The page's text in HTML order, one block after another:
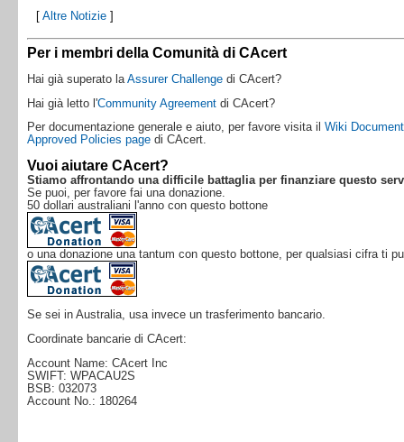
[ Altre Notizie]
Per i membri della Comunità di CAcert
Hai già superato la Assurer Challenge di CAcert?
Hai già letto l'Community Agreementdi CAcert?
Per documentazione generale e aiuto, per favore visita il Wiki
Approved Policies pagedi CAcert.
Vuoi aiutare CAcert?
Stiamo affrontando una difficile battaglia per finanziare questo
Se puoi, per favore fai una donazione.
50 dollari australiani l'anno con questo bottone
o una donazione una tantum con questo bottone, per qualsiasi cifra ti
Se sei in Australia, usa invece un trasferimento bancario.
Coordinate bancarie di CAcert:
Account Name: CAcert Inc
SWIFT: WPACAU2S
BSB: 032073
Account No.: 180264